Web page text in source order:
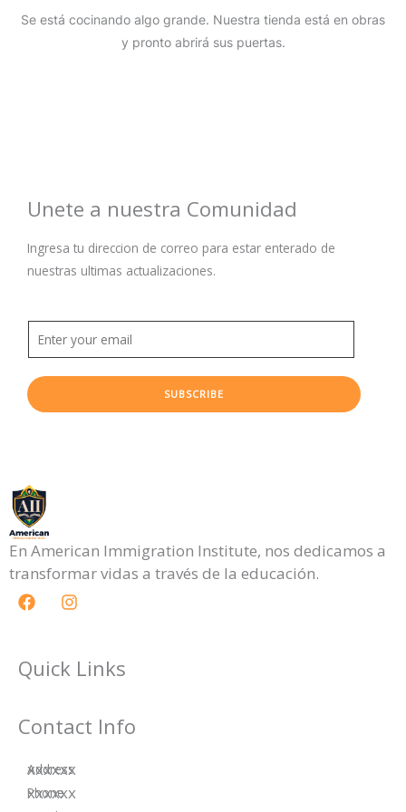
Se está cocinando algo grande. Nuestra tienda está en obras
y pronto abrirá sus puertas.
Unete a nuestra Comunidad
Ingresa tu direccion de correo para estar enterado de
nuestras ultimas actualizaciones.
SUBSCRIBE
En American Immigration Institute, nos dedicamos a
transformar vidas a través de la educación.
F
a
b
o
I
n
a
g
m
Quick Links
Contact Info
Address
xxxxxx
Phone
xxxxxx